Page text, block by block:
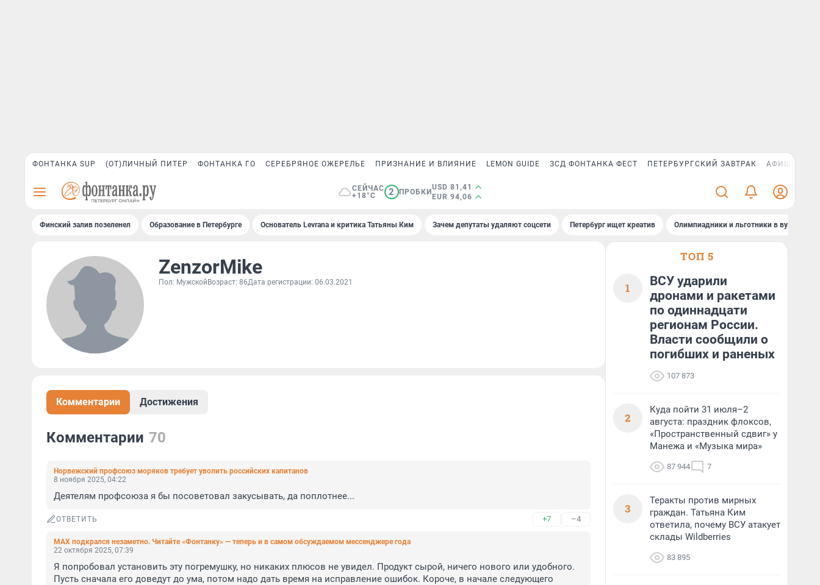
ФОНТАНКА SUP (ОТ)ЛИЧНЫЙ ПИТЕР ФОНТАНКА ГО СЕРЕБРЯНОЕ ОЖЕРЕЛЬЕ ПРИЗНАНИЕ И ВЛИЯНИЕ LEMON GUIDE ЗСД ФОНТАНКА ФЕСТ ПЕТЕРБУРГСКИЙ ЗАВТРАК АФИША PLUS
СЕЙЧАС
+18°C
2 ПРОБКИ
USD 81,41
EUR 94,06
Финский залив позеленел Образование в Петербурге Основатель Levrana и критика Татьяны Ким Зачем депутаты удаляют соцсети Петербург ищет креатив Олимпиадники и льготники в вузах СПб
ZenzorMike
Пол: Мужской Возраст: 86Дата регистрации: 06.03.2021
Комментарии Достижения
Комментарии 70
Норвежский профсоюз моряков требует уволить российских капитанов
8 ноября 2025, 04:22
Деятелям профсоюза я бы посоветовал закусывать, да поплотнее...
ОТВЕТИТЬ +7 –4
МАХ подкрался незаметно. Читайте «Фонтанку» — теперь и в самом обсуждаемом мессенджере года
22 октября 2025, 07:39
Я попробовал установить эту погремушку, но никаких плюсов не увидел. Продукт сырой, ничего нового или удобного.
Пусть сначала его доведут до ума, потом надо дать время на исправление ошибок. Короче, в начале следующего
ТОП 5
1
ВСУ ударили
дронами и ракетами
по одиннадцати
регионам России.
Власти сообщили о
погибших и раненых
107 873
2
Куда пойти 31 июля–2
августа: праздник флоксов,
«Пространственный сдвиг» у
Манежа и «Музыка мира»
87 944 7
3
Теракты против мирных
граждан. Татьяна Ким
ответила, почему ВСУ атакует
склады Wildberries
83 895